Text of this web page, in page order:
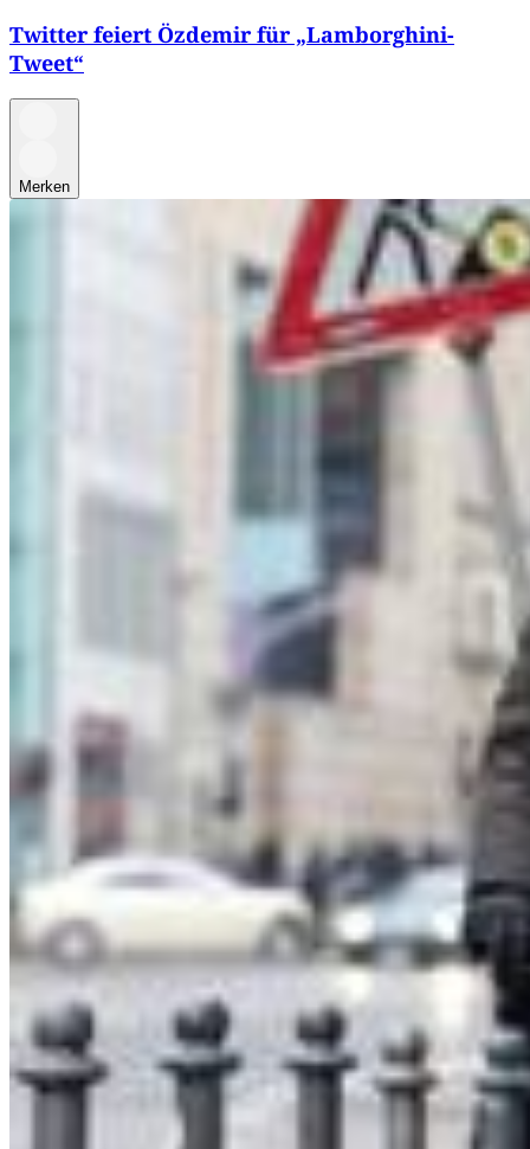
Twitter feiert Özdemir für „Lamborghini-
Tweet“
Merken